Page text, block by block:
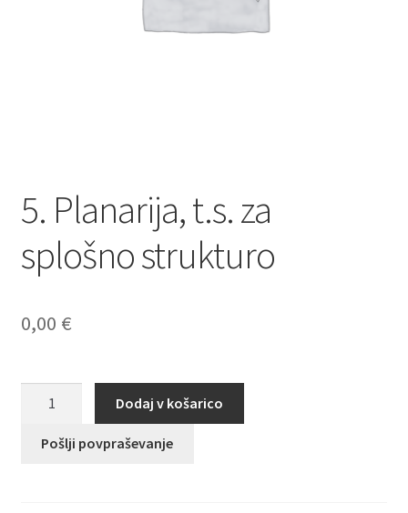
5. Planarija, t.s. za
splošno strukturo
0,00 €
Dodaj v košarico
Pošlji povpraševanje